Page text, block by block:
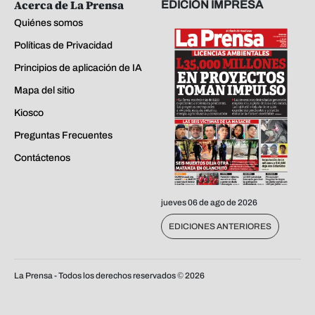
Acerca de La Prensa
Quiénes somos
Políticas de Privacidad
Principios de aplicación de IA
Mapa del sitio
Kiosco
Preguntas Frecuentes
Contáctenos
EDICIÓN IMPRESA
jueves 06 de ago de 2026
EDICIONES ANTERIORES
La Prensa - Todos los derechos reservados ©2026